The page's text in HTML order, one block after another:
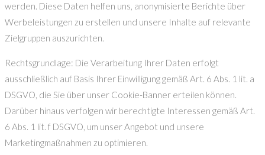
werden. Diese Daten helfen uns, anonymisierte Berichte über
Werbeleistungen zu erstellen und unsere Inhalte auf relevante
Zielgruppen auszurichten.
Rechtsgrundlage: Die Verarbeitung Ihrer Daten erfolgt
ausschließlich auf Basis Ihrer Einwilligung gemäß Art. 6 Abs. 1 lit. a
DSGVO, die Sie über unser Cookie-Banner erteilen können.
Darüber hinaus verfolgen wir berechtigte Interessen gemäß Art.
6 Abs. 1 lit. f DSGVO, um unser Angebot und unsere
Marketingmaßnahmen zu optimieren.